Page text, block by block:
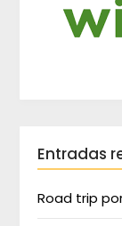
Entradas
Road trip